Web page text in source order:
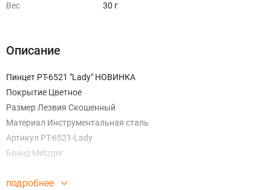
Вес 30 г
Описание
Пинцет PT-6521 "Lady" НОВИНКА
Покрытие Цветное
Размер Лезвия Скошенный
Материал Инструментальная сталь
Артикул PT-6521-Lady
Бренд Metzger
подробнее